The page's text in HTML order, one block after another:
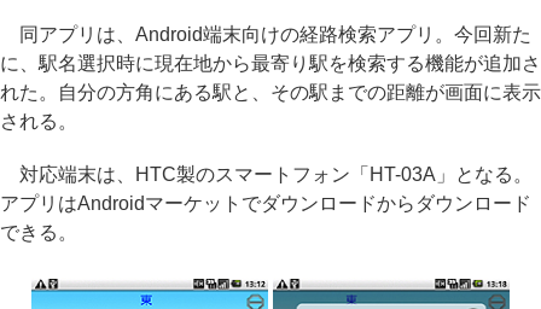
同アプリは、Android端末向けの経路検索アプリ。今回新た
に、駅名選択時に現在地から最寄り駅を検索する機能が追加さ
れた。自分の方角にある駅と、その駅までの距離が画面に表示
される。
対応端末は、HTC製のスマートフォン「HT-03A」となる。
アプリはAndroidマーケットでダウンロードからダウンロード
できる。